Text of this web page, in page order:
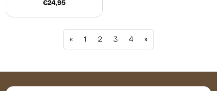
€24,95
« 1 2 3 4 »